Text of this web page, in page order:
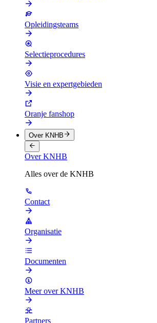
Opleidingsteams
Selectieprocedures
Visie en expertgebieden
Oranje fanshop
Over KNHB
Over KNHB
Alles over de KNHB
Contact
Organisatie
Documenten
Meer over KNHB
Partners